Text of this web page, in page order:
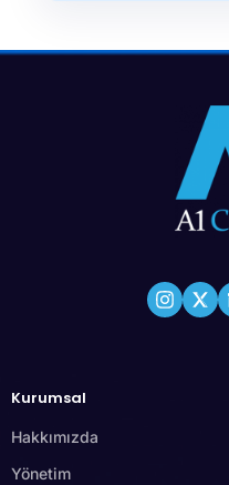
Kurumsal
Hakkımızda
Yönetim